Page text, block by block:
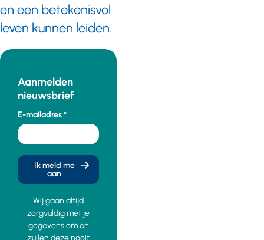
en een betekenisvol
leven kunnen leiden.
Aanmelden
nieuwsbrief
E-mailadres
Ik meld me
aan
Wij gaan altijd
zorgvuldig met je
gegevens om en
zullen deze nooit